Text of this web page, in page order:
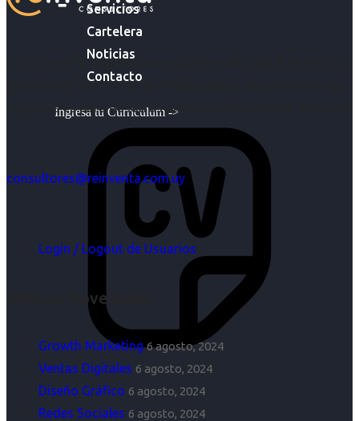
Servicios
Cartelera
Noticias
Contacto
Ingresa tu Curriculum ->
Acompañar a empresas en su gestión de capital humano y
acompañar a personas en la búsqueda y encuentro de sus
objetivos es para nosotros un trabajo, pero antes un placer.
consultores@reinventa.com.uy
Login / Logout de Usuarios
Últimas Novedades
Growth Marketing 6 agosto, 2024
Ventas Digitales 6 agosto, 2024
Diseño Gráfico 6 agosto, 2024
Redes Sociales 6 agosto, 2024